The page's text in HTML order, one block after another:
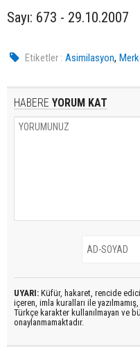
Sayı: 673 - 29.10.2007
Etiketler : Asimilasyon,
HABERE YORUM KAT
UYARI: Küfür, hakaret, rencide
içeren, imla kuralları ile yazılmamış,
Türkçe karakter kullanılmayan ve
onaylanmamaktadır.